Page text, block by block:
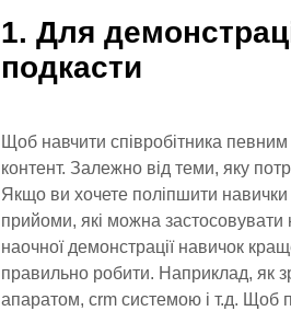
1. Для
подкасти
Щоб навчити співробітника
контент. Залежно від теми, яку
Якщо ви хочете поліпшити навички
прийоми, які можна
наочної демонстрації навичок
правильно робити. Наприклад, як
апаратом, crm системою і т.д. Щоб